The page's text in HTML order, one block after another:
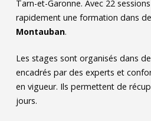
Tarn-et-Garonne. Avec 22
rapidement une formation dans
Montauban.
Les stages sont organisés dans
encadrés par des experts et
en vigueur. Ils permettent de
jours.